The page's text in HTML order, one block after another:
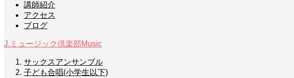
講師紹介
アクセス
ブログ
J.ミュージック倶楽部Music
サックスアンサンブル
子ども合唱(小学生以下)